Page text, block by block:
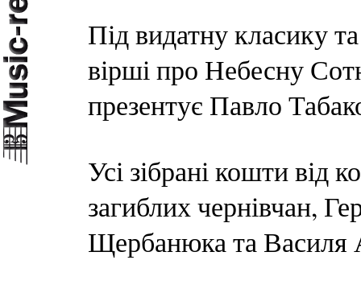
Під видатну класику
вірші про Небесну
презентує Павло
Усі зібрані кошти від
загиблих чернівчан,
Щербанюка та Василя